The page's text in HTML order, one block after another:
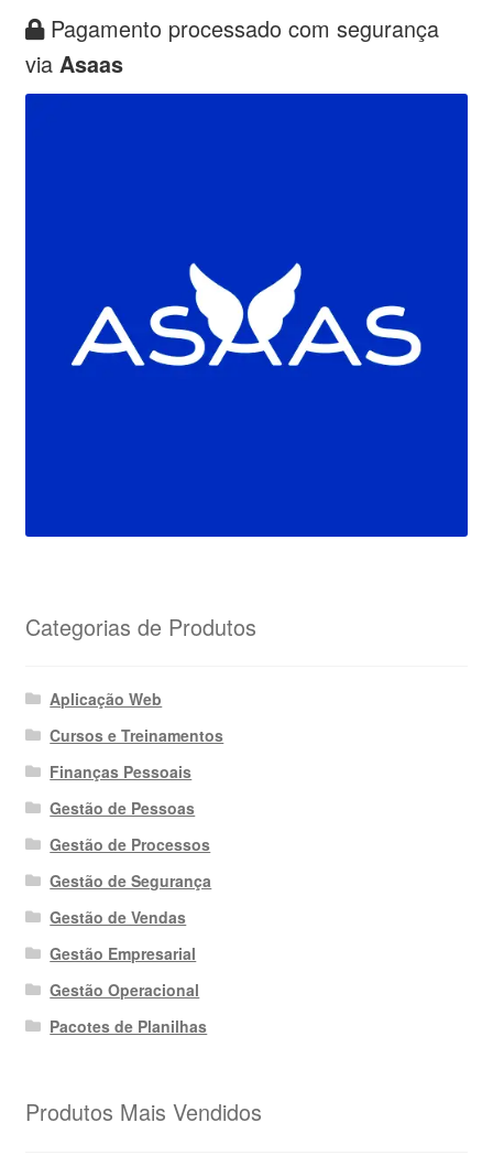
Pagamento processado com segurança
via Asaas
Categorias de Produtos
Aplicação Web
Cursos e Treinamentos
Finanças Pessoais
Gestão de Pessoas
Gestão de Processos
Gestão de Segurança
Gestão de Vendas
Gestão Empresarial
Gestão Operacional
Pacotes de Planilhas
Produtos Mais Vendidos